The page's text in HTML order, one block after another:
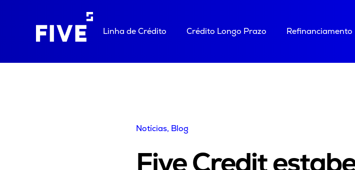
Linha de Crédito Crédito Longo Prazo Refinanciamento
Notícias, Blog
Five Credit